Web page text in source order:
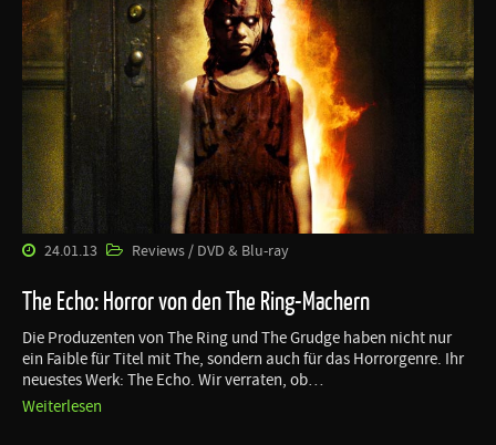
24.01.13 Reviews / DVD & Blu-ray
The Echo: Horror von den The Ring-Machern
Die Produzenten von The Ring und The Grudge haben nicht nur
ein Faible für Titel mit The, sondern auch für das Horrorgenre. Ihr
neuestes Werk: The Echo. Wir verraten, ob…
Weiterlesen